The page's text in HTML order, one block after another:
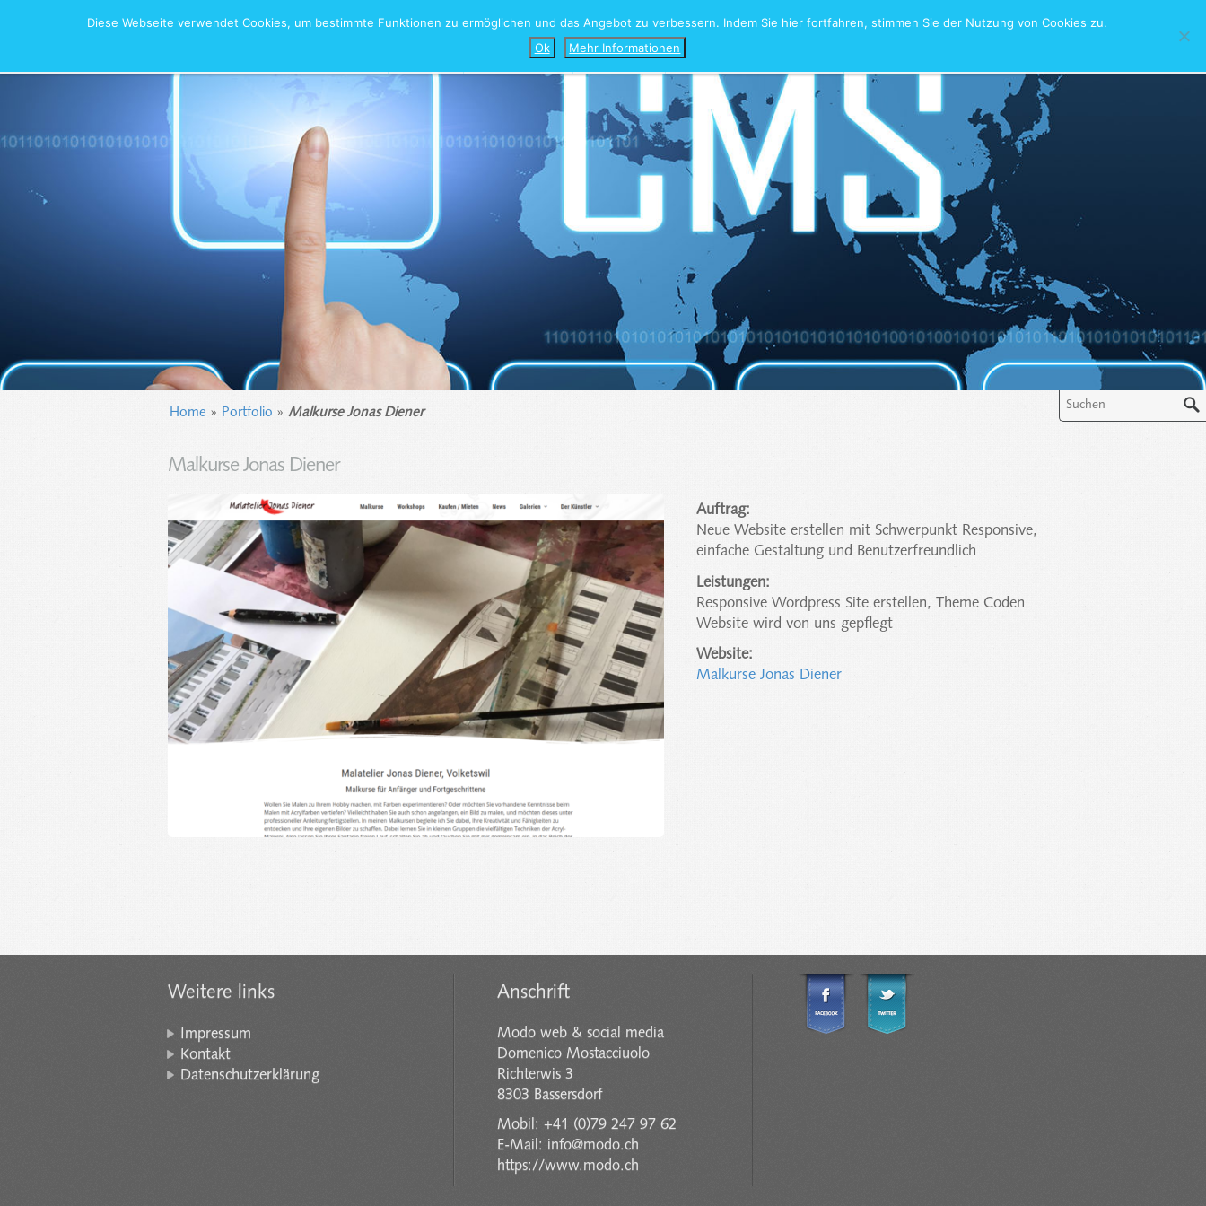
Leistungen Portfolio Agentur
Home » Portfolio » Malkurse Jonas Diener
Malkurse Jonas Diener
Auftrag:
Neue Website erstellen mit Schwerpunkt Responsive,
einfache Gestaltung und Benutzerfreundlich
Leistungen:
Responsive Wordpress Site erstellen, Theme Coden
Website wird von uns gepflegt
Website:
Malkurse Jonas Diener
Weitere links
Impressum
Kontakt
Datenschutzerklärung
Anschrift
Modo web & social media
Domenico Mostacciuolo
Richterwis 3
8303 Bassersdorf
Mobil: +41 (0)79 247 97 62
E-Mail: info@modo.ch
https://www.modo.ch
Diese Webseite verwendet Cookies, um bestimmte Funktionen zu ermöglichen und das Angebot zu verbessern. Indem Sie hier fortfahren, stimmen Sie der Nutzung von Cookies zu.
Ok
Mehr Informationen